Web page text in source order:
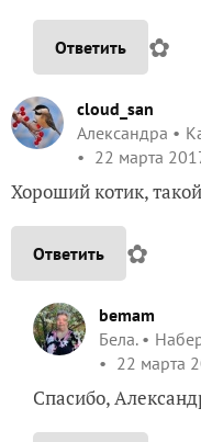
Ответить ✿
cloud_san
Александра
22 марта
Хороший котик,
Ответить ✿
bemam
Бела.
22 марта
Спасибо,